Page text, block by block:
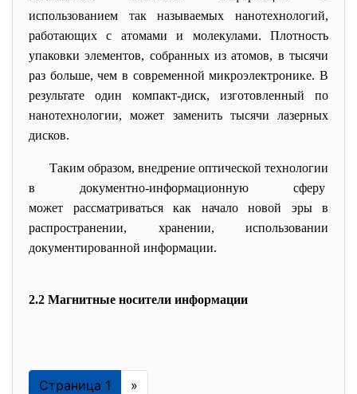
использованием так называемых нанотехнологий,
работающих с атомами и молекулами. Плотность
упаковки элементов, собранных из атомов, в тысячи
раз больше, чем в современной микроэлектронике. В
результате один компакт-диск, изготовленный по
нанотехнологии, может заменить тысячи лазерных
дисков.
Таким образом, внедрение оптической технологии
в документно-информационную сферу
может рассматриваться как начало новой эры в
распространении, хранении, использовании
документированной информации.
2.2 Магнитные носители информации
Страница 1 »